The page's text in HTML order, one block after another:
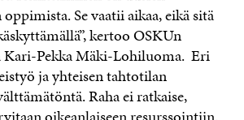
Se vaatii aikaa, eikä sitä
kertoo OSKUn
Pekka Mäki-Lohiluoma. Eri
ja yhteisen tahtotilan
Raha ei ratkaise,